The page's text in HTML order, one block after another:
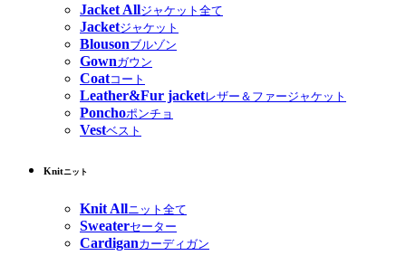
Jacket Allジャケット全て
Jacketジャケット
Blousonブルゾン
Gownガウン
Coatコート
Leather&Fur jacketレザー＆ファージャケット
Ponchoポンチョ
Vestベスト
Knitニット
Knit Allニット全て
Sweaterセーター
Cardiganカーディガン